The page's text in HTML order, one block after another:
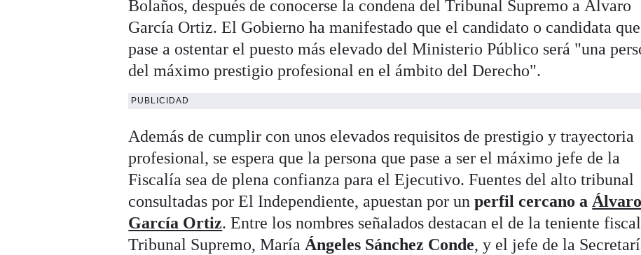
Bolaños, después de conocerse la condena del Tribunal Supremo a Álvaro
García Ortiz. El Gobierno ha manifestado que el candidato o candidata que
pase a ostentar el puesto más elevado del Ministerio Público será "una
del máximo prestigio profesional en el ámbito del Derecho".
PUBLICIDAD
Además de cumplir con unos elevados requisitos de prestigio y trayectoria
profesional, se espera que la persona que pase a ser el máximo jefe de la
Fiscalía sea de plena confianza para el Ejecutivo. Fuentes del alto tribunal
consultadas por El Independiente, apuestan por un perfil cercano a Álvaro
García Ortiz. Entre los nombres señalados destacan el de la teniente
Tribunal Supremo, María Ángeles Sánchez Conde, y el jefe de la